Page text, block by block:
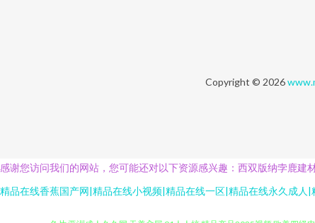
Copyright © 2026
感谢您访问我们的网站，您可能还对以下资源感兴趣：西双版纳孛鹿建
精品在线香蕉国产网|精品在线小视频|精品在线一区|精品在线永久成